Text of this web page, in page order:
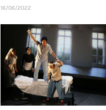
16/06/2022